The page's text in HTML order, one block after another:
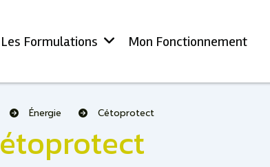
Les Formulations Mon Fonctionnement
Énergie Cétoprotect
Cétoprotect